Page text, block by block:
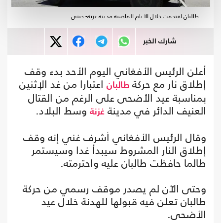
طالبان اقتحمت خلال الأيام الماضية مدينة غزنة- جيتي
شارك الخبر
أعلن الرئيس الأفغاني اليوم الأحد بدء وقف
إطلاق نار مع حركة طالبان اعتبارا من غد الإثنين
بمناسبة عيد الأضحى على الرغم من القتال
العنيف الدائر في مدينة غزنة وسط البلاد.
وقال الرئيس الأفغاني أشرف غني إنه وقف
إطلاق النار المشروط سيبدأ غدا وسيستمر
طالما حافظت طالبان عليه واحترمته.
وحتى الآن لم يصدر موقف رسمي من حركة
طالبان تعلن فيه قبولها للهدنة خلال عيد
الأضحى.